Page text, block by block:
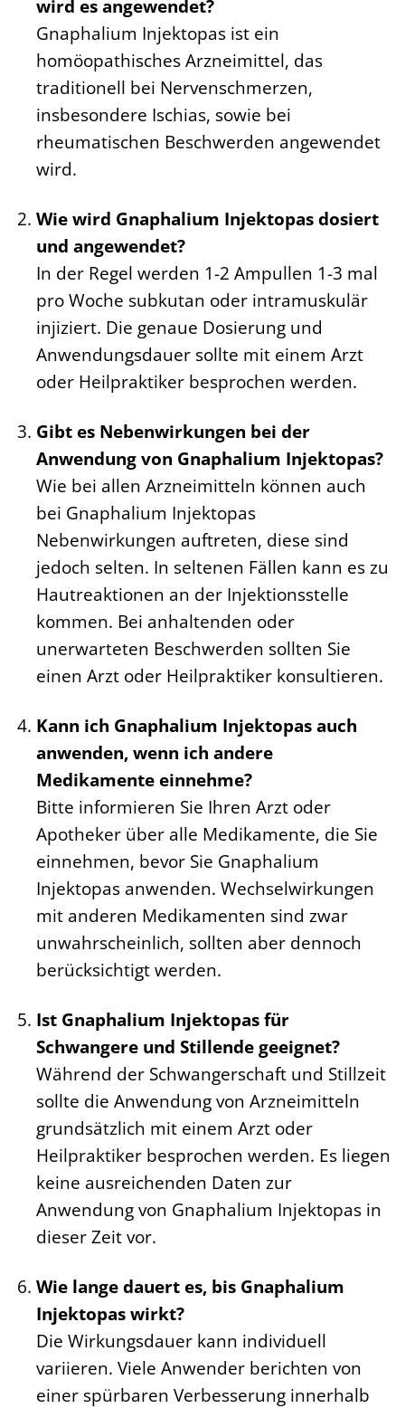
wird es angewendet?
Gnaphalium Injektopas ist ein
homöopathisches Arzneimittel, das
traditionell bei Nervenschmerzen,
insbesondere Ischias, sowie bei
rheumatischen Beschwerden angewendet
wird.
Wie wird Gnaphalium Injektopas dosiert
und angewendet?
In der Regel werden 1-2 Ampullen 1-3 mal
pro Woche subkutan oder intramuskulär
injiziert. Die genaue Dosierung und
Anwendungsdauer sollte mit einem Arzt
oder Heilpraktiker besprochen werden.
Gibt es Nebenwirkungen bei der
Anwendung von Gnaphalium Injektopas?
Wie bei allen Arzneimitteln können auch
bei Gnaphalium Injektopas
Nebenwirkungen auftreten, diese sind
jedoch selten. In seltenen Fällen kann es zu
Hautreaktionen an der Injektionsstelle
kommen. Bei anhaltenden oder
unerwarteten Beschwerden sollten Sie
einen Arzt oder Heilpraktiker konsultieren.
Kann ich Gnaphalium Injektopas auch
anwenden, wenn ich andere
Medikamente einnehme?
Bitte informieren Sie Ihren Arzt oder
Apotheker über alle Medikamente, die Sie
einnehmen, bevor Sie Gnaphalium
Injektopas anwenden. Wechselwirkungen
mit anderen Medikamenten sind zwar
unwahrscheinlich, sollten aber dennoch
berücksichtigt werden.
Ist Gnaphalium Injektopas für
Schwangere und Stillende geeignet?
Während der Schwangerschaft und Stillzeit
sollte die Anwendung von Arzneimitteln
grundsätzlich mit einem Arzt oder
Heilpraktiker besprochen werden. Es liegen
keine ausreichenden Daten zur
Anwendung von Gnaphalium Injektopas in
dieser Zeit vor.
Wie lange dauert es, bis Gnaphalium
Injektopas wirkt?
Die Wirkungsdauer kann individuell
variieren. Viele Anwender berichten von
einer spürbaren Verbesserung innerhalb